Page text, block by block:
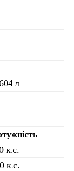
л
к.с.
к.с.